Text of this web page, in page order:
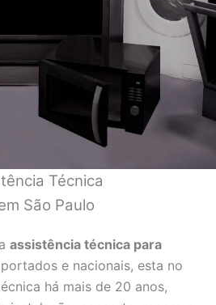
Técnica
São Paulo
assistência técnica para
e nacionais, esta no
há mais de 20 anos,